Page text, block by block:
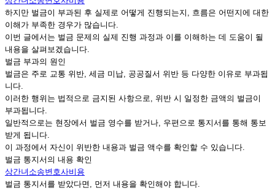
하지만 벌금이 부과된 후 실제로 어떻게 진행되는지, 흐름은 어떤지에 대한
이해가 부족한 경우가 많습니다.
이번 글에서는 벌금 문제의 실제 진행 과정과 이를 이해하는 데 도움이 될
내용을 살펴보겠습니다.
벌금 부과의 원인
벌금은 주로 교통 위반, 세금 미납, 공공질서 위반 등 다양한 이유로 부과됩
니다.
이러한 행위는 법적으로 금지된 사항으로, 위반 시 일정한 금액의 벌금이
부과됩니다.
일반적으로는 현장에서 벌금 영수를 받거나, 우편으로 통지서를 통해 통보
받게 됩니다.
이 과정에서 자신이 위반한 내용과 벌금 액수를 확인할 수 있습니다.
벌금 통지서의 내용 확인
상간녀소송변호사비용
벌금 통지서를 받았다면, 먼저 내용을 확인해야 합니다.